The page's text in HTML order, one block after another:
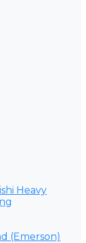
Heavy
(Emerson)